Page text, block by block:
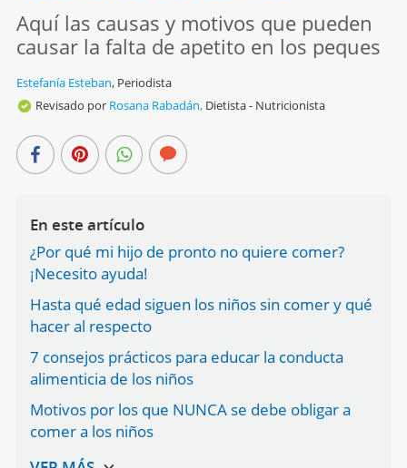
Aquí las causas y motivos que pueden
causar la falta de apetito en los peques
Estefanía Esteban, Periodista
Revisado por Rosana Rabadán, Dietista - Nutricionista
En este artículo
¿Por qué mi hijo de pronto no quiere comer?
¡Necesito ayuda!
Hasta qué edad siguen los niños sin comer y qué
hacer al respecto
7 consejos prácticos para educar la conducta
alimenticia de los niños
Motivos por los que NUNCA se debe obligar a
comer a los niños